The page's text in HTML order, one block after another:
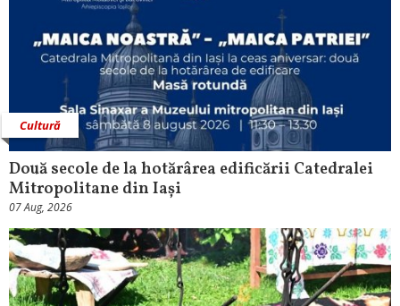
Cultură
Două secole de la hotărârea edificării Catedralei
Mitropolitane din Iași
07 Aug, 2026